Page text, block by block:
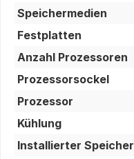
Speichermedien
Festplatten
Anzahl Prozessoren
Prozessorsockel
Prozessor
Kühlung
Installierter Speicher